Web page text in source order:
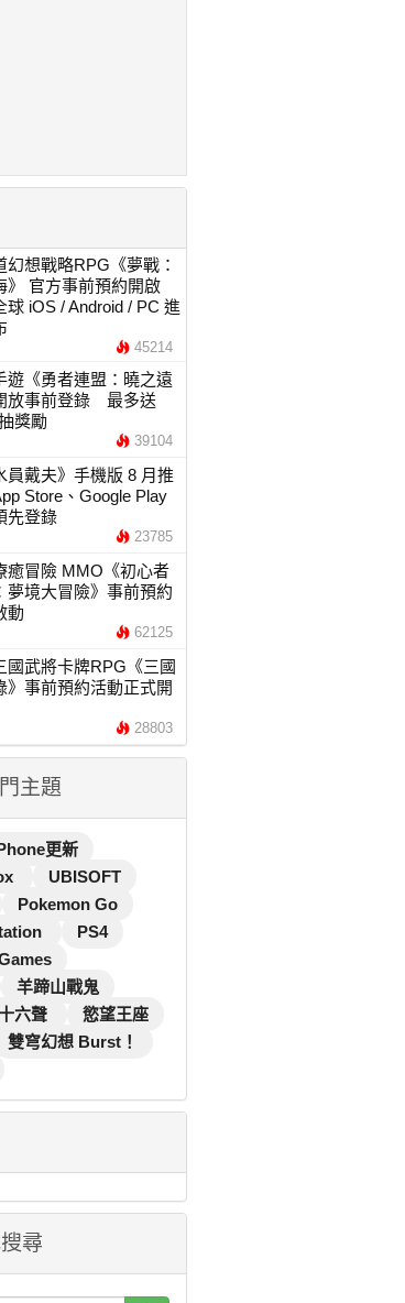
幻想戰略RPG《夢戰：
》 官方事前預約開啟
球 iOS / Android / PC 進
45214
遊《勇者連盟：曉之遠
放事前登錄 最多送
獎勵
39104
員戴夫》手機版 8 月推
Store、Google Play
先登錄
23785
癒冒險 MMO《初心者
夢境大冒險》事前預約
動
62125
國武將卡牌RPG《三國
》事前預約活動正式開
28803
主題
更新
UBISOFT
Pokemon Go
PS4
羊蹄山戰鬼
六聲
慾望王座
雙穹幻想 Burst！
尋